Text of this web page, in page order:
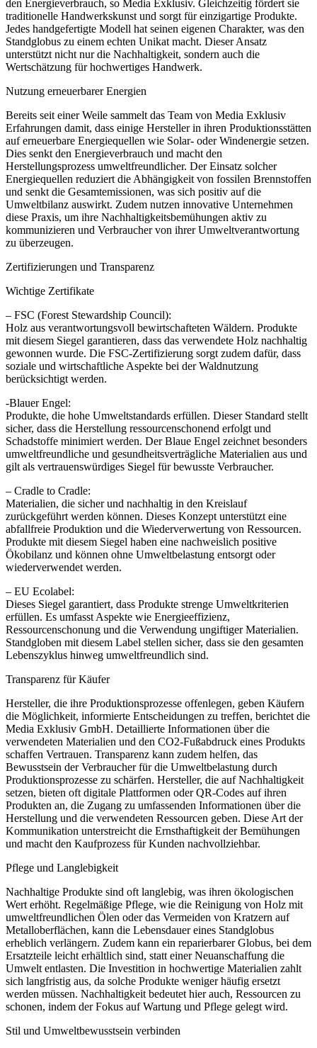
den Energieverbrauch, so Media Exklusiv. Gleichzeitig fördert sie
traditionelle Handwerkskunst und sorgt für einzigartige Produkte.
Jedes handgefertigte Modell hat seinen eigenen Charakter, was den
Standglobus zu einem echten Unikat macht. Dieser Ansatz
unterstützt nicht nur die Nachhaltigkeit, sondern auch die
Wertschätzung für hochwertiges Handwerk.
Nutzung erneuerbarer Energien
Bereits seit einer Weile sammelt das Team von Media Exklusiv
Erfahrungen damit, dass einige Hersteller in ihren Produktionsstätten
auf erneuerbare Energiequellen wie Solar- oder Windenergie setzen.
Dies senkt den Energieverbrauch und macht den
Herstellungsprozess umweltfreundlicher. Der Einsatz solcher
Energiequellen reduziert die Abhängigkeit von fossilen Brennstoffen
und senkt die Gesamtemissionen, was sich positiv auf die
Umweltbilanz auswirkt. Zudem nutzen innovative Unternehmen
diese Praxis, um ihre Nachhaltigkeitsbemühungen aktiv zu
kommunizieren und Verbraucher von ihrer Umweltverantwortung
zu überzeugen.
Zertifizierungen und Transparenz
Wichtige Zertifikate
– FSC (Forest Stewardship Council):
Holz aus verantwortungsvoll bewirtschafteten Wäldern. Produkte
mit diesem Siegel garantieren, dass das verwendete Holz nachhaltig
gewonnen wurde. Die FSC-Zertifizierung sorgt zudem dafür, dass
soziale und wirtschaftliche Aspekte bei der Waldnutzung
berücksichtigt werden.
-Blauer Engel:
Produkte, die hohe Umweltstandards erfüllen. Dieser Standard stellt
sicher, dass die Herstellung ressourcenschonend erfolgt und
Schadstoffe minimiert werden. Der Blaue Engel zeichnet besonders
umweltfreundliche und gesundheitsverträgliche Materialien aus und
gilt als vertrauenswürdiges Siegel für bewusste Verbraucher.
– Cradle to Cradle:
Materialien, die sicher und nachhaltig in den Kreislauf
zurückgeführt werden können. Dieses Konzept unterstützt eine
abfallfreie Produktion und die Wiederverwertung von Ressourcen.
Produkte mit diesem Siegel haben eine nachweislich positive
Ökobilanz und können ohne Umweltbelastung entsorgt oder
wiederverwendet werden.
– EU Ecolabel:
Dieses Siegel garantiert, dass Produkte strenge Umweltkriterien
erfüllen. Es umfasst Aspekte wie Energieeffizienz,
Ressourcenschonung und die Verwendung ungiftiger Materialien.
Standgloben mit diesem Label stellen sicher, dass sie den gesamten
Lebenszyklus hinweg umweltfreundlich sind.
Transparenz für Käufer
Hersteller, die ihre Produktionsprozesse offenlegen, geben Käufern
die Möglichkeit, informierte Entscheidungen zu treffen, berichtet die
Media Exklusiv GmbH. Detaillierte Informationen über die
verwendeten Materialien und den CO2-Fußabdruck eines Produkts
schaffen Vertrauen. Transparenz kann zudem helfen, das
Bewusstsein der Verbraucher für die Umweltbelastung durch
Produktionsprozesse zu schärfen. Hersteller, die auf Nachhaltigkeit
setzen, bieten oft digitale Plattformen oder QR-Codes auf ihren
Produkten an, die Zugang zu umfassenden Informationen über die
Herstellung und die verwendeten Ressourcen geben. Diese Art der
Kommunikation unterstreicht die Ernsthaftigkeit der Bemühungen
und macht den Kaufprozess für Kunden nachvollziehbar.
Pflege und Langlebigkeit
Nachhaltige Produkte sind oft langlebig, was ihren ökologischen
Wert erhöht. Regelmäßige Pflege, wie die Reinigung von Holz mit
umweltfreundlichen Ölen oder das Vermeiden von Kratzern auf
Metalloberflächen, kann die Lebensdauer eines Standglobus
erheblich verlängern. Zudem kann ein reparierbarer Globus, bei dem
Ersatzteile leicht erhältlich sind, statt einer Neuanschaffung die
Umwelt entlasten. Die Investition in hochwertige Materialien zahlt
sich langfristig aus, da solche Produkte weniger häufig ersetzt
werden müssen. Nachhaltigkeit bedeutet hier auch, Ressourcen zu
schonen, indem der Fokus auf Wartung und Pflege gelegt wird.
Stil und Umweltbewusstsein verbinden